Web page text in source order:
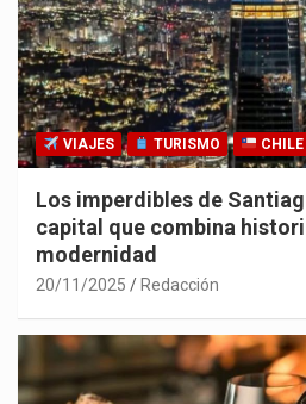
VIAJES TURISMO CHILE
Los imperdibles de
capital que combina
modernidad
20/11/2025 Redacción